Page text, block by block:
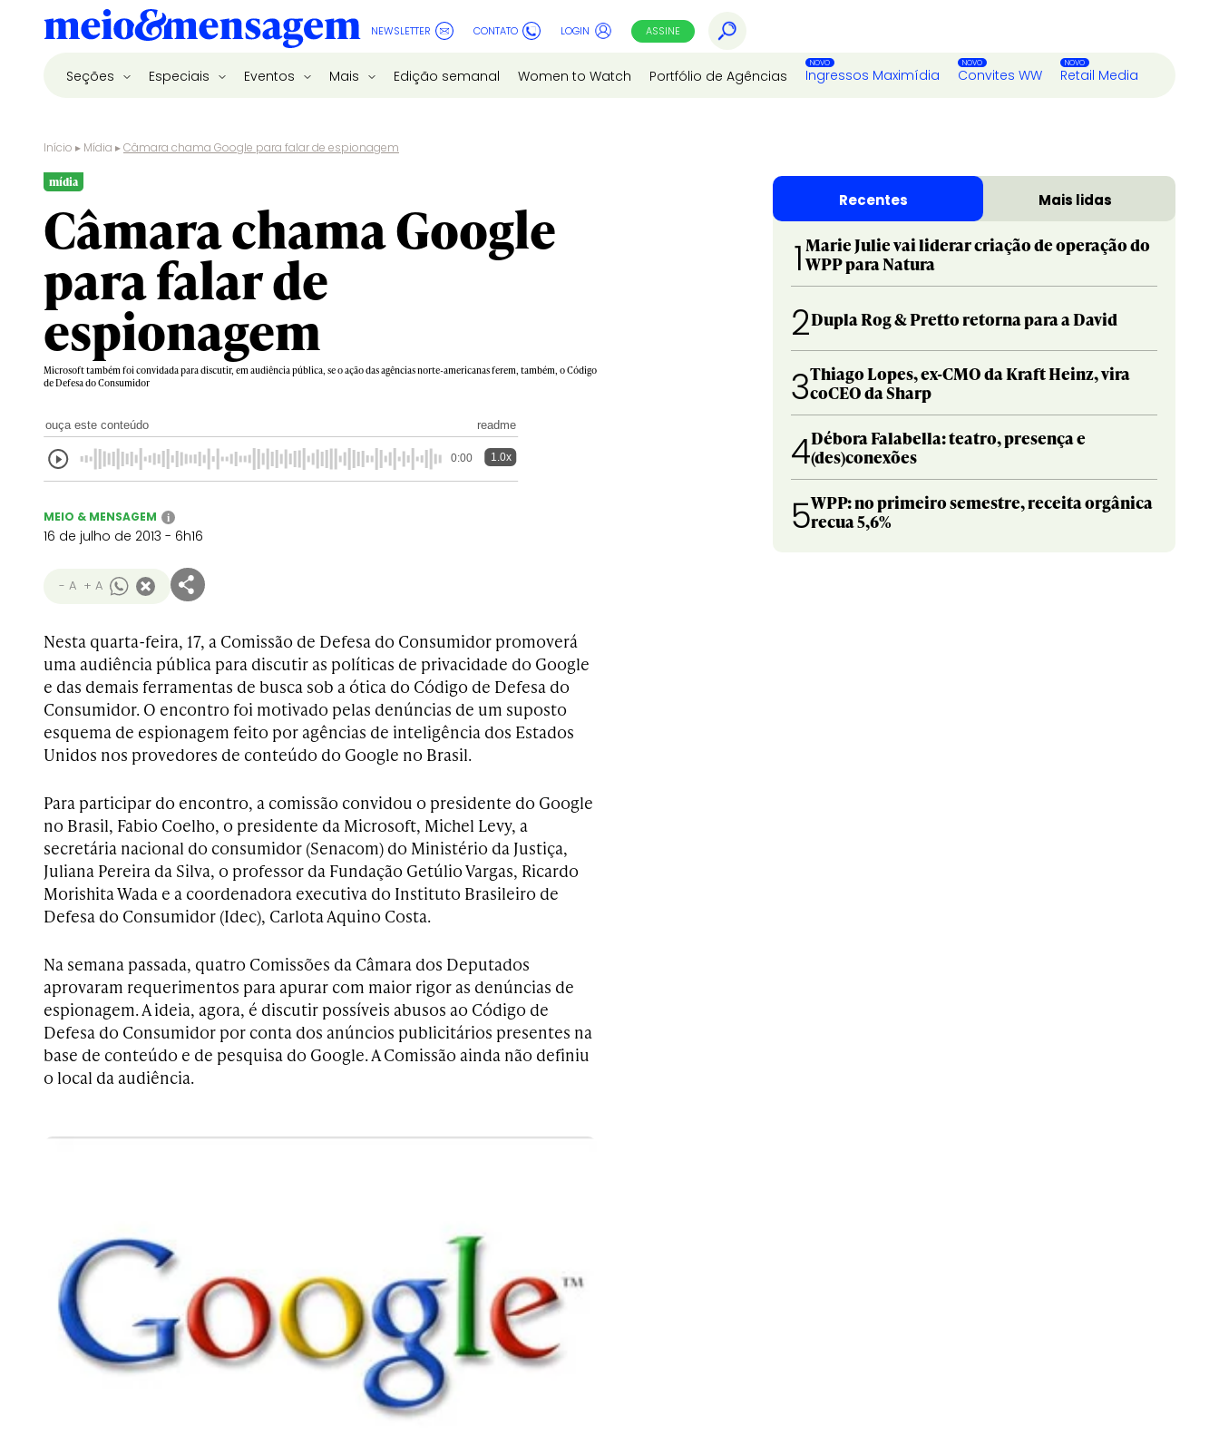
NEWSLETTER CONTATO LOGIN ASSINE
Seções Especiais Eventos Mais Edição semanal Women to Watch Portfólio de Agências Ingressos Maximídia Convites WW Retail Media
Início ▸ Mídia ▸Câmara chama Google para falar de espionagem
mídia
Câmara chama Google
para falar de
espionagem
Microsoft também foi convidada para discutir, em audiência pública, se o ação das agências norte-americanas ferem, também, o Código
de Defesa do Consumidor
ouça este conteúdo readme
0:00 1.0x
MEIO & MENSAGEM i
16 de julho de 2013 - 6h16
- A + A
Nesta quarta-feira, 17, a Comissão de Defesa do Consumidor promoverá
uma audiência pública para discutir as políticas de privacidade do Google
e das demais ferramentas de busca sob a ótica do Código de Defesa do
Consumidor. O encontro foi motivado pelas denúncias de um suposto
esquema de espionagem feito por agências de inteligência dos Estados
Unidos nos provedores de conteúdo do Google no Brasil.
Para participar do encontro, a comissão convidou o presidente do Google
no Brasil, Fabio Coelho, o presidente da Microsoft, Michel Levy, a
secretária nacional do consumidor (Senacom) do Ministério da Justiça,
Juliana Pereira da Silva, o professor da Fundação Getúlio Vargas, Ricardo
Morishita Wada e a coordenadora executiva do Instituto Brasileiro de
Defesa do Consumidor (Idec), Carlota Aquino Costa.
Na semana passada, quatro Comissões da Câmara dos Deputados
aprovaram requerimentos para apurar com maior rigor as denúncias de
espionagem. A ideia, agora, é discutir possíveis abusos ao Código de
Defesa do Consumidor por conta dos anúncios publicitários presentes na
base de conteúdo e de pesquisa do Google. A Comissão ainda não definiu
o local da audiência.
Recentes Mais lidas
1 Marie Julie vai liderar criação de operação do
WPP para Natura
2Dupla Rog & Pretto retorna para a David
3Thiago Lopes, ex-CMO da Kraft Heinz, vira
coCEO da Sharp
4Débora Falabella: teatro, presença e
(des)conexões
5WPP: no primeiro semestre, receita orgânica
recua 5,6%